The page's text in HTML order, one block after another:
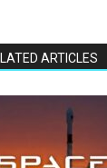
ARTICLES